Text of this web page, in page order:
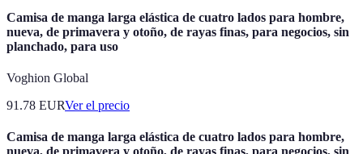
Camisa de manga larga elástica de cuatro lados para hombre,
nueva, de primavera y otoño, de rayas finas, para negocios, sin
planchado, para uso
Voghion Global
91.78 EURVer el precio
Camisa de manga larga elástica de cuatro lados para hombre,